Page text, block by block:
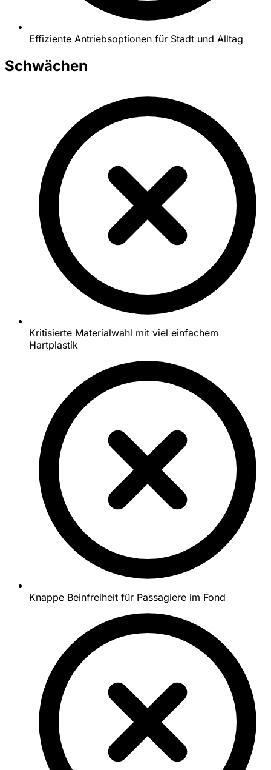
Effiziente Antriebsoptionen für Stadt und Alltag
Schwächen
Kritisierte Materialwahl mit viel einfachem
Hartplastik
Knappe Beinfreiheit für Passagiere im Fond